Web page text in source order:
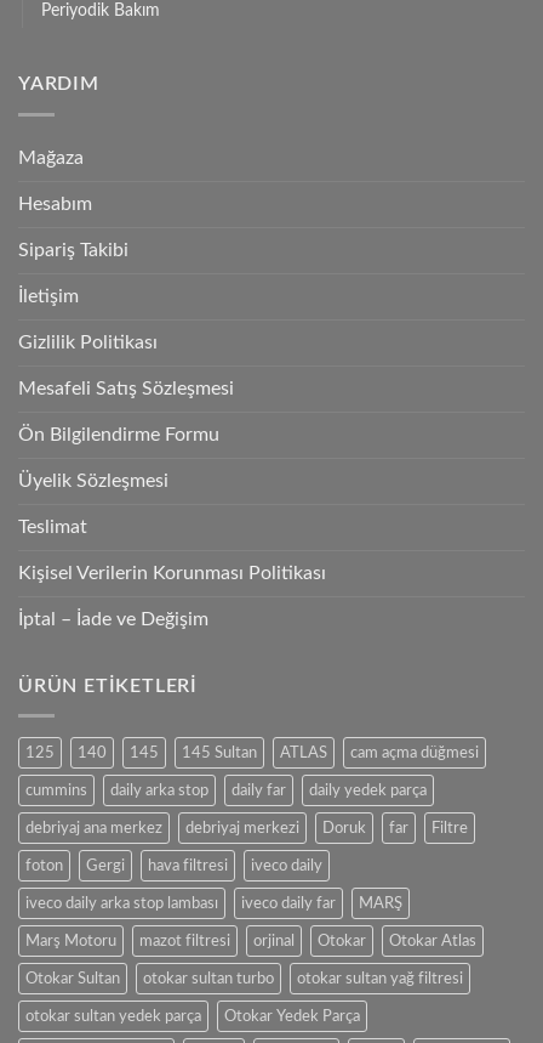
Periyodik Bakım
YARDIM
Mağaza
Hesabım
Sipariş Takibi
İletişim
Gizlilik Politikası
Mesafeli Satış Sözleşmesi
Ön Bilgilendirme Formu
Üyelik Sözleşmesi
Teslimat
Kişisel Verilerin Korunması Politikası
İptal – İade ve Değişim
ÜRÜN ETIKETLERI
125 140 145 145 Sultan ATLAS cam açma düğmesi
cummins daily arka stop daily far daily yedek parça
debriyaj ana merkez debriyaj merkezi Doruk far Filtre
foton Gergi hava filtresi iveco daily
iveco daily arka stop lambası iveco daily far MARŞ
Marş Motoru mazot filtresi orjinal Otokar Otokar Atlas
Otokar Sultan otokar sultan turbo otokar sultan yağ filtresi
otokar sultan yedek parça Otokar Yedek Parça